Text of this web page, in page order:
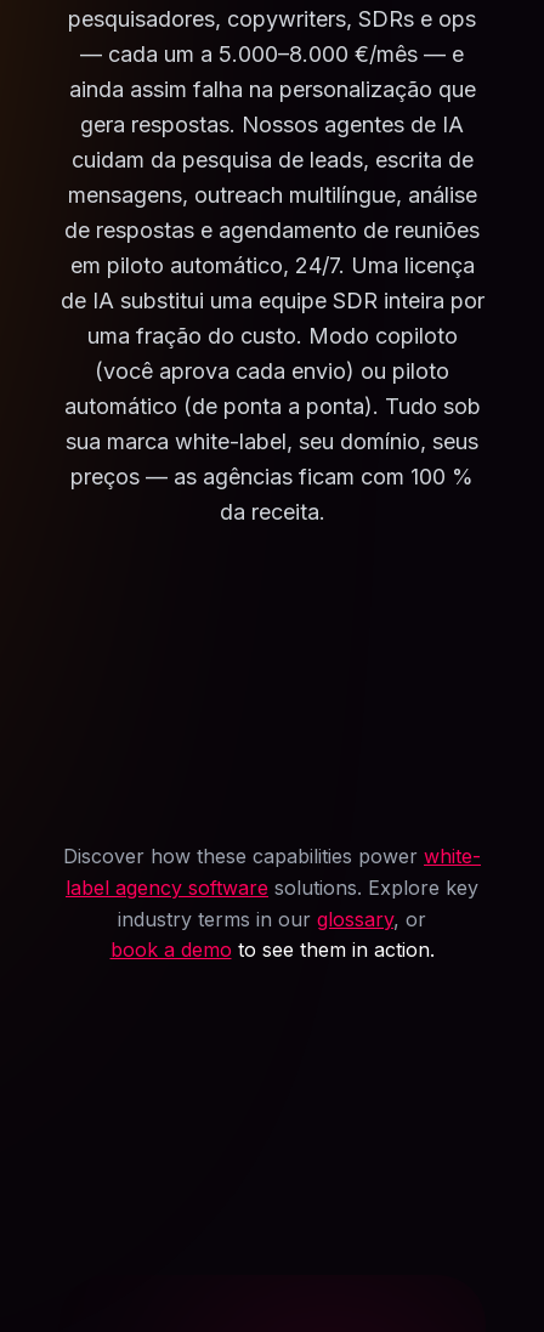
pesquisadores, copywriters, SDRs e ops
— cada um a 5.000–8.000 €/mês — e
ainda assim falha na personalização que
gera respostas. Nossos agentes de IA
cuidam da pesquisa de leads, escrita de
mensagens, outreach multilíngue, análise
de respostas e agendamento de reuniões
em piloto automático, 24/7. Uma licença
de IA substitui uma equipe SDR inteira por
uma fração do custo. Modo copiloto
(você aprova cada envio) ou piloto
automático (de ponta a ponta). Tudo sob
sua marca white-label, seu domínio, seus
preços — as agências ficam com 100 %
da receita.
Discover how these capabilities power white-
label agency software solutions. Explore key
industry terms in our glossary, or
book a demo to see them in action.